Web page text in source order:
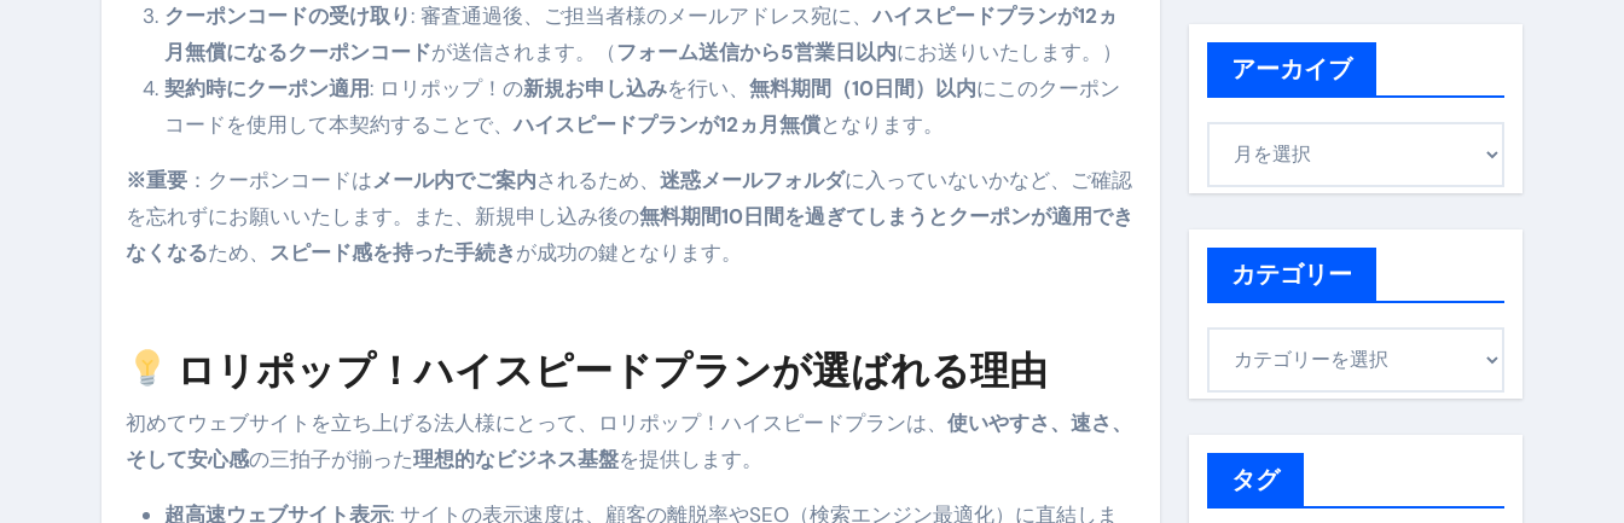
クーポンコードの受け取り: 審査通過後、ご担当者様のメールアドレス宛に、ハイスピードプランが12ヵ
月無償になるクーポンコードが送信されます。（フォーム送信から5営業日以内にお送りいたします。）
契約時にクーポン適用: ロリポップ！の新規お申し込みを行い、 無料期間（10日間）以内にこのクーポン
コードを使用して本契約することで、ハイスピードプランが12ヵ月無償となります。
※重要 ：クーポンコードはメール内でご案内されるため、 迷惑メールフォルダに入っていないかなど、ご確認
を忘れずにお願いいたします。また、新規申し込み後の無料期間10日間を過ぎてしまうとクーポンが適用でき
なくなるため、 スピード感を持った手続きが成功の鍵となります。
ロリポップ！ハイスピードプランが選ばれる理由
初めてウェブサイトを立ち上げる法人様にとって、ロリポップ！ハイスピードプランは、 使いやすさ、速さ、
そして安心感の三拍子が揃った理想的なビジネス基盤を提供します。
超高速ウェブサイト表示: サイトの表示速度は、顧客の離脱率やSEO（検索エンジン最適化）に直結しま
アーカイブ
カテゴリー
タグ